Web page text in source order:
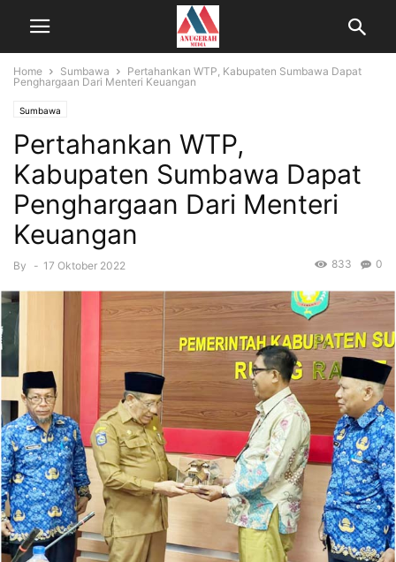
Home Sumbawa
Pertahankan WTP, Kabupaten Sumbawa Dapat
Penghargaan Dari Menteri Keuangan
Sumbawa
Pertahankan WTP,
Kabupaten Sumbawa Dapat
Penghargaan Dari Menteri
Keuangan
By - 17 Oktober 2022 0
833